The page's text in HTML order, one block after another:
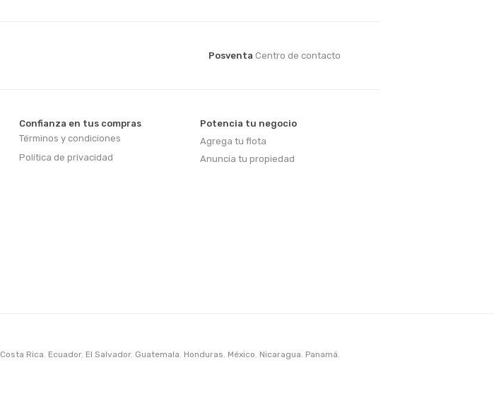
Posventa Centro de contacto
Confianza en tus compras
Términos y condiciones
Política de privacidad
Potencia tu negocio
Agrega tu flota
Anuncia tu propiedad
Costa Rica, Ecuador, El Salvador, Guatemala, Honduras, México, Nicaragua, Panamá,